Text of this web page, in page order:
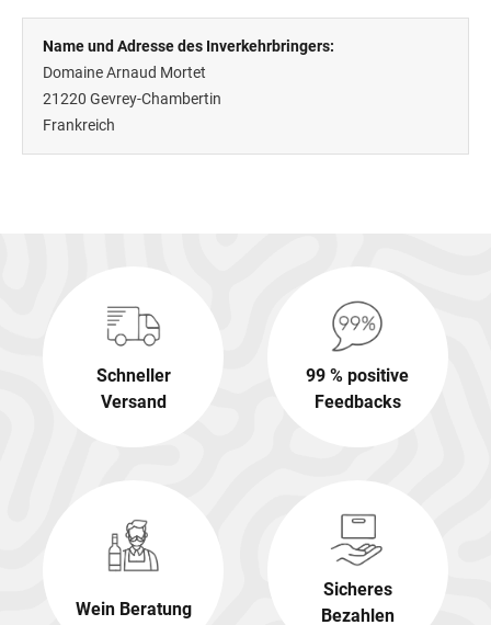
Name und Adresse des Inverkehrbringers:
Domaine Arnaud Mortet
21220 Gevrey-Chambertin
Frankreich
Schneller
Versand
99 % positive
Feedbacks
Wein Beratung
Sicheres
Bezahlen